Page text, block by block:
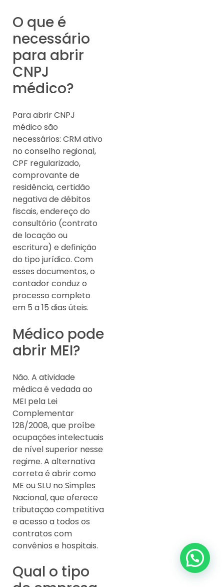
O que é
necessário
para abrir
CNPJ
médico?
Para abrir CNPJ
médico são
necessários: CRM ativo
no conselho regional,
CPF regularizado,
comprovante de
residência, certidão
negativa de débitos
fiscais, endereço do
consultório (contrato
de locação ou
escritura) e definição
do tipo jurídico. Com
esses documentos, o
contador conduz o
processo completo
em 5 a 15 dias úteis.
Médico pode
abrir MEI?
Não. A atividade
médica é vedada ao
MEI pela Lei
Complementar
128/2008, que proíbe
ocupações intelectuais
de nível superior nesse
regime. A alternativa
correta é abrir como
ME ou SLU no Simples
Nacional, que oferece
tributação competitiva
e acesso a todos os
contratos com
convênios e hospitais.
Qual o tipo